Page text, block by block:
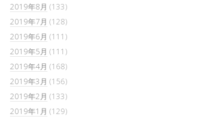
2019年8月 (133)
2019年7月 (128)
2019年6月 (111)
2019年5月 (111)
2019年4月 (168)
2019年3月 (156)
2019年2月 (133)
2019年1月 (129)